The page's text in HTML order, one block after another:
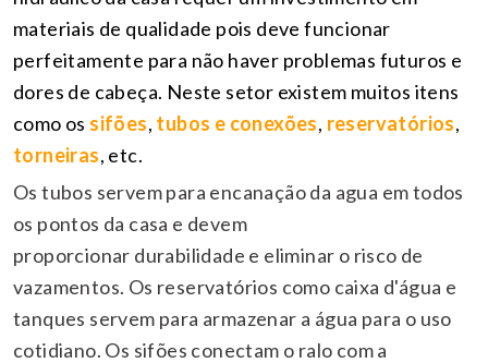
materiais de qualidade pois deve funcionar
perfeitamente para não haver problemas futuros e
dores de cabeça. Neste setor existem muitos itens
como os sifões, tubos e conexões, reservatórios,
torneiras, etc.
Os tubos servem para encanação da agua em todos
os pontos da casa e devem
proporcionar durabilidade e eliminar o risco de
vazamentos. Os reservatórios como caixa d'água e
tanques servem para armazenar a água para o uso
cotidiano. Os sifões conectam o ralo com a